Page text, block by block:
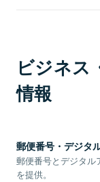
ビジネス
情報
郵便番号・デジタ
郵便番号とデジタル
を提供。